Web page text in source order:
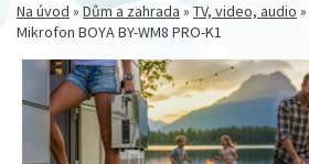
Na úvod »Dům a zahrada » TV, video, audio »
Mikrofon BOYA BY-WM8 PRO-K1